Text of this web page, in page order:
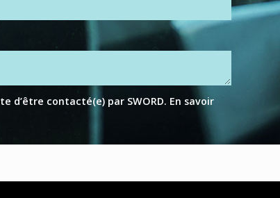
d’être contacté(e) par SWORD. En savoir